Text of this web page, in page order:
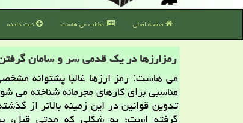
صفحه اصلی مطالب می هاست ثبت دامنه
رمزارزها در یک قدمی سر و سامان
می هاست: رمز ارزها غالبا پشتوانه
مناسبی برای کارهای مجرمانه شناخته می
تدوین قوانین در این زمینه بالاتر از